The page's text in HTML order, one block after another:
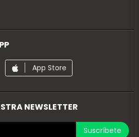
App Store
NEWSLETTER
Suscríbete